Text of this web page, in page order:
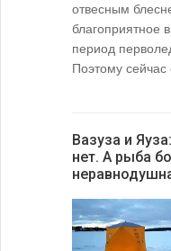
отвесным
благоприятное
период
Поэтому сейчас
Вазуза и
нет. А рыба